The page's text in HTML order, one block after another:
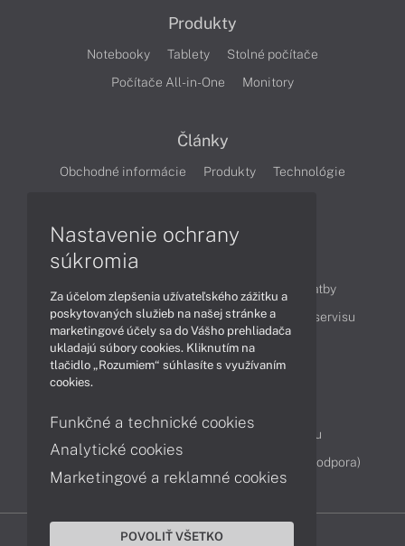
Produkty
Notebooky Tablety
Stolné počítače
Počítače All-in-One
Monitory
Články
Obchodné informácie Produkty
Technológie
Ako nakupovať
Možnosti doručenia a platby
Podpora a servis
Servisné služby Cenník servisu
Kontakty
Reklamácia tovaru
Diagnostiky online
TeamViewer (vzdialená podpora)
Nastavenie ochrany
súkromia
Za účelom zlepšenia užívateľského zážitku a
poskytovaných služieb na našej stránke a
marketingové účely sa do Vášho prehliadača
ukladajú súbory cookies. Kliknutím na
tlačidlo „Rozumiem“ súhlasíte s využívaním
cookies.
Funkčné a technické cookies
Analytické cookies
Marketingové a reklamné cookies
POVOLIŤ VŠETKO